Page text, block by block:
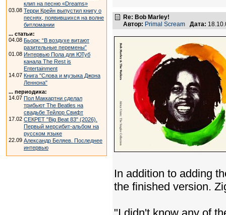
клип на песню «Dreams»
03.08 Терри Крейн выпустил книгу о
песнях, появившихся на волне
битломании
... статьи:
04.08 Бьорк: “В воздухе витают
разительные перемены”
01.08 Интервью Пола для ЮТуб
канала The Rest is
Entertainment
14.07 Книга "Слова и музыка Джона
Леннона"
... периодика:
14.07 Пол Маккартни сделал
трибьют The Beatles на
свадьбе Тейлор Свифт
17.02 СЕКРЕТ "Big Beat 83" (2026).
Первый мерсибит-альбом на
русском языке
22.09 Александр Беляев. Последнее
интервью
Re: Bob Marley!
Автор: Primal Scream Дата:
In addition to adding
the finished version.